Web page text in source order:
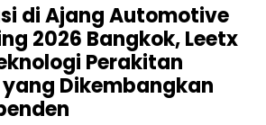
di Ajang Automotive
2026 Bangkok, Leetx
Perakitan
Dikembangkan